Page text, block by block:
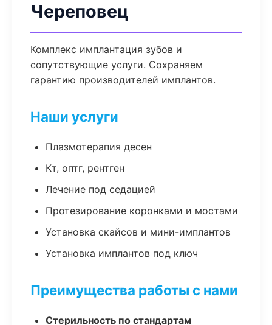
Череповец
Комплекс имплантация зубов и
сопутствующие услуги. Сохраняем
гарантию производителей имплантов.
Наши услуги
Плазмотерапия десен
Кт, оптг, рентген
Лечение под седацией
Протезирование коронками и мостами
Установка скайсов и мини-имплантов
Установка имплантов под ключ
Преимущества работы с нами
Стерильность по стандартам